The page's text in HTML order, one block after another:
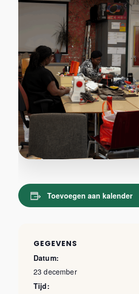
Toevoegen aan kalender
GEGEVENS
Datum:
23 december
Tijd: